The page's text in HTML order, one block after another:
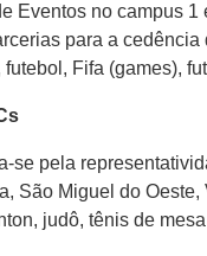
Eventos no campus
para a
futebol, Fifa (games),
se pela
São Miguel do
judô, tênis de